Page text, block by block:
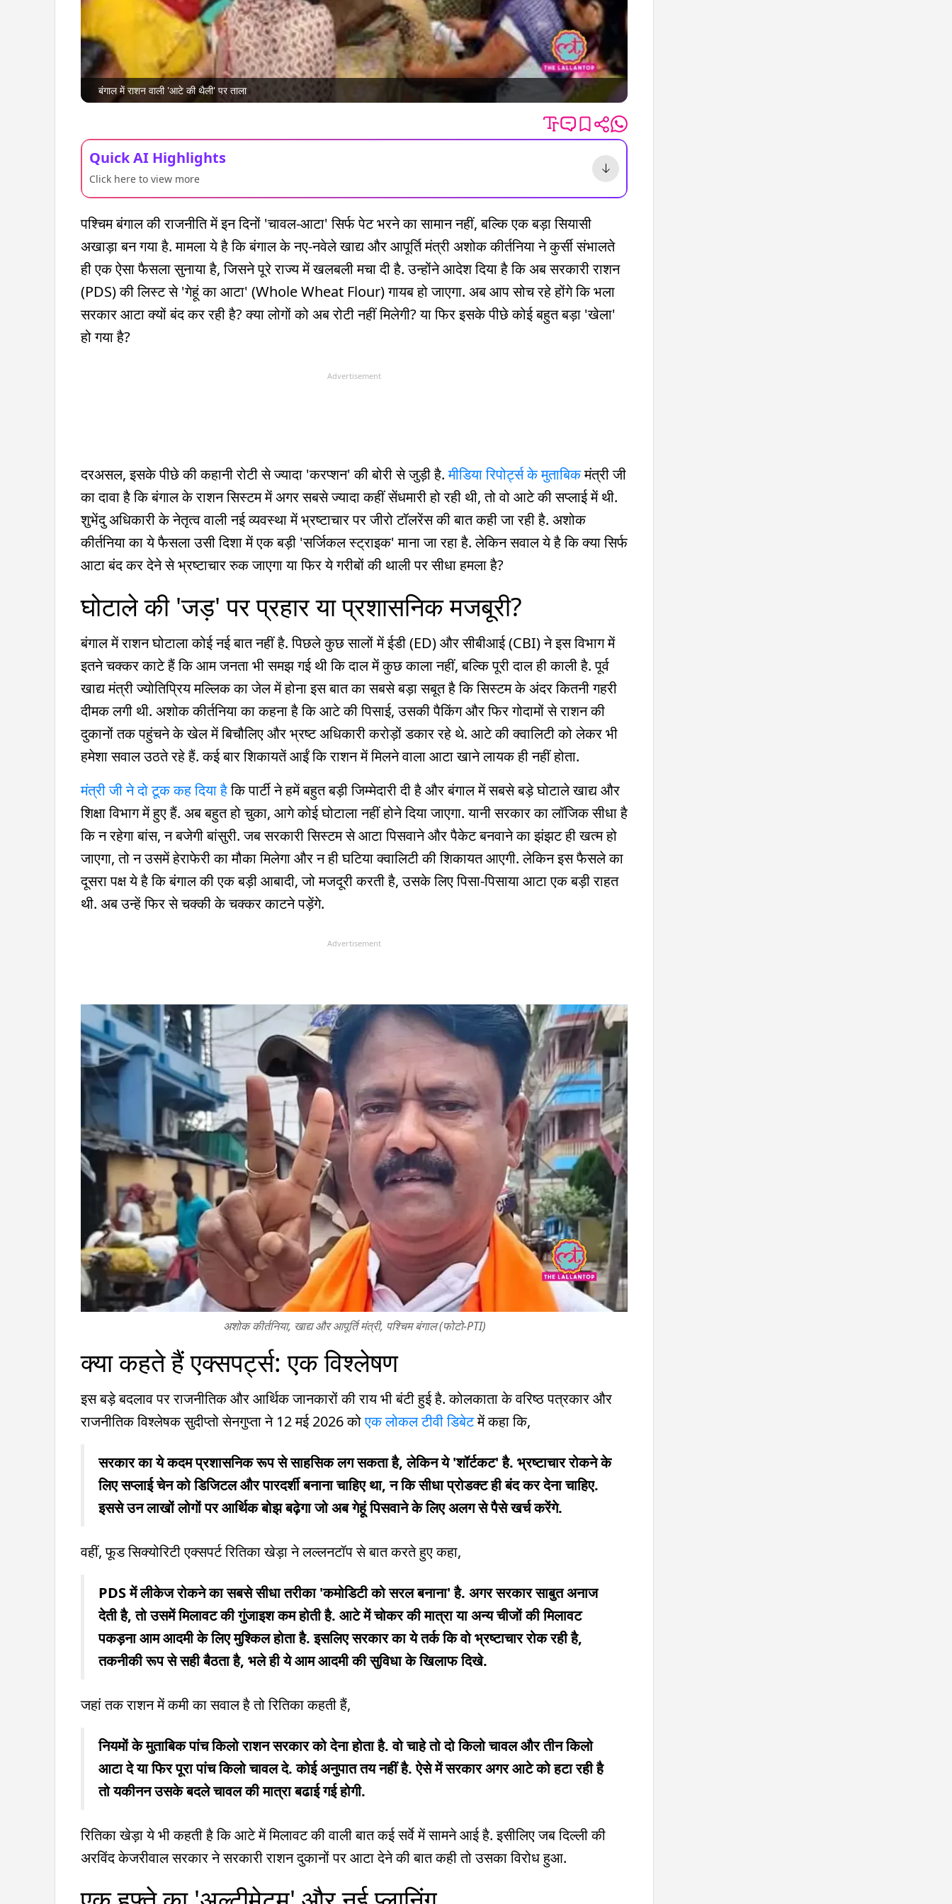
बंगाल में राशन वाली 'आटे की थैली' पर ताला
Quick AI Highlights
Click here to view more
पश्चिम बंगाल की राजनीति में इन दिनों 'चावल-आटा' सिर्फ पेट भरने का सामान नहीं, बल्कि एक बड़ा सियासी
अखाड़ा बन गया है. मामला ये है कि बंगाल के नए-नवेले खाद्य और आपूर्ति मंत्री अशोक कीर्तनिया ने कुर्सी संभालते
ही एक ऐसा फैसला सुनाया है, जिसने पूरे राज्य में खलबली मचा दी है. उन्होंने आदेश दिया है कि अब सरकारी राशन
(PDS) की लिस्ट से 'गेहूं का आटा' (Whole Wheat Flour) गायब हो जाएगा. अब आप सोच रहे होंगे कि भला
सरकार आटा क्यों बंद कर रही है? क्या लोगों को अब रोटी नहीं मिलेगी? या फिर इसके पीछे कोई बहुत बड़ा 'खेला'
हो गया है?
Advertisement
दरअसल, इसके पीछे की कहानी रोटी से ज्यादा 'करप्शन' की बोरी से जुड़ी है.मीडिया रिपोर्ट्स के मुताबिकमंत्री जी
का दावा है कि बंगाल के राशन सिस्टम में अगर सबसे ज्यादा कहीं सेंधमारी हो रही थी, तो वो आटे की सप्लाई में थी.
शुभेंदु अधिकारी के नेतृत्व वाली नई व्यवस्था में भ्रष्टाचार पर जीरो टॉलरेंस की बात कही जा रही है. अशोक
कीर्तनिया का ये फैसला उसी दिशा में एक बड़ी 'सर्जिकल स्ट्राइक' माना जा रहा है. लेकिन सवाल ये है कि क्या सिर्फ
आटा बंद कर देने से भ्रष्टाचार रुक जाएगा या फिर ये गरीबों की थाली पर सीधा हमला है?
घोटाले की 'जड़' पर प्रहार या प्रशासनिक मजबूरी?
बंगाल में राशन घोटाला कोई नई बात नहीं है. पिछले कुछ सालों में ईडी (ED) और सीबीआई (CBI) ने इस विभाग में
इतने चक्कर काटे हैं कि आम जनता भी समझ गई थी कि दाल में कुछ काला नहीं, बल्कि पूरी दाल ही काली है. पूर्व
खाद्य मंत्री ज्योतिप्रिय मल्लिक का जेल में होना इस बात का सबसे बड़ा सबूत है कि सिस्टम के अंदर कितनी गहरी
दीमक लगी थी. अशोक कीर्तनिया का कहना है कि आटे की पिसाई, उसकी पैकिंग और फिर गोदामों से राशन की
दुकानों तक पहुंचने के खेल में बिचौलिए और भ्रष्ट अधिकारी करोड़ों डकार रहे थे. आटे की क्वालिटी को लेकर भी
हमेशा सवाल उठते रहे हैं. कई बार शिकायतें आईं कि राशन में मिलने वाला आटा खाने लायक ही नहीं होता.
मंत्री जी ने दो टूक कह दिया हैकि पार्टी ने हमें बहुत बड़ी जिम्मेदारी दी है और बंगाल में सबसे बड़े घोटाले खाद्य और
शिक्षा विभाग में हुए हैं. अब बहुत हो चुका, आगे कोई घोटाला नहीं होने दिया जाएगा. यानी सरकार का लॉजिक सीधा है
कि न रहेगा बांस, न बजेगी बांसुरी. जब सरकारी सिस्टम से आटा पिसवाने और पैकेट बनवाने का झंझट ही खत्म हो
जाएगा, तो न उसमें हेराफेरी का मौका मिलेगा और न ही घटिया क्वालिटी की शिकायत आएगी. लेकिन इस फैसले का
दूसरा पक्ष ये है कि बंगाल की एक बड़ी आबादी, जो मजदूरी करती है, उसके लिए पिसा-पिसाया आटा एक बड़ी राहत
थी. अब उन्हें फिर से चक्की के चक्कर काटने पड़ेंगे.
Advertisement
अशोक कीर्तनिया, खाद्य और आपूर्ति मंत्री, पश्चिम बंगाल (फोटो-PTI)
क्या कहते हैं एक्सपर्ट्स: एक विश्लेषण
इस बड़े बदलाव पर राजनीतिक और आर्थिक जानकारों की राय भी बंटी हुई है. कोलकाता के वरिष्ठ पत्रकार और
राजनीतिक विश्लेषक सुदीप्तो सेनगुप्ता ने 12 मई 2026 कोएक लोकल टीवी डिबेटमें कहा कि,
सरकार का ये कदम प्रशासनिक रूप से साहसिक लग सकता है, लेकिन ये 'शॉर्टकट' है. भ्रष्टाचार रोकने के
लिए सप्लाई चेन को डिजिटल और पारदर्शी बनाना चाहिए था, न कि सीधा प्रोडक्ट ही बंद कर देना चाहिए.
इससे उन लाखों लोगों पर आर्थिक बोझ बढ़ेगा जो अब गेहूं पिसवाने के लिए अलग से पैसे खर्च करेंगे.
वहीं, फूड सिक्योरिटी एक्सपर्ट रितिका खेड़ा ने लल्लनटॉप से बात करते हुए कहा,
PDS में लीकेज रोकने का सबसे सीधा तरीका 'कमोडिटी को सरल बनाना' है. अगर सरकार साबुत अनाज
देती है, तो उसमें मिलावट की गुंजाइश कम होती है. आटे में चोकर की मात्रा या अन्य चीजों की मिलावट
पकड़ना आम आदमी के लिए मुश्किल होता है. इसलिए सरकार का ये तर्क कि वो भ्रष्टाचार रोक रही है,
तकनीकी रूप से सही बैठता है, भले ही ये आम आदमी की सुविधा के खिलाफ दिखे.
जहां तक राशन में कमी का सवाल है तो रितिका कहती हैं,
नियमों के मुताबिक पांच किलो राशन सरकार को देना होता है. वो चाहे तो दो किलो चावल और तीन किलो
आटा दे या फिर पूरा पांच किलो चावल दे. कोई अनुपात तय नहीं है. ऐसे में सरकार अगर आटे को हटा रही है
तो यकीनन उसके बदले चावल की मात्रा बढाई गई होगी.
रितिका खेड़ा ये भी कहती है कि आटे में मिलावट की वाली बात कई सर्वे में सामने आई है. इसीलिए जब दिल्ली की
अरविंद केजरीवाल सरकार ने सरकारी राशन दुकानों पर आटा देने की बात कही तो उसका विरोध हुआ.